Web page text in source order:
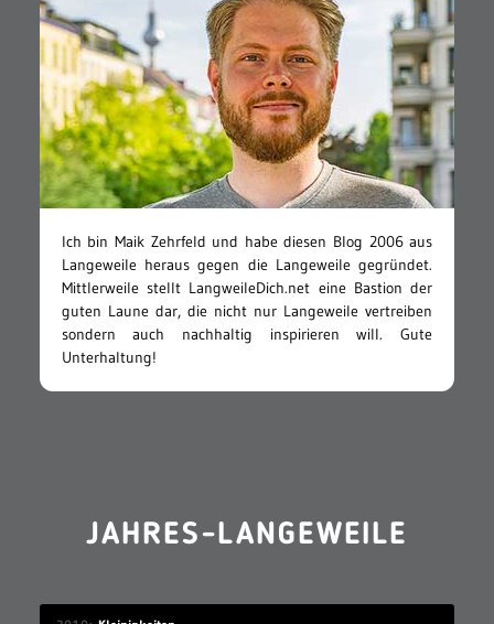
Ich bin Maik Zehrfeld und habe diesen Blog 2006 aus
Langeweile heraus gegen die Langeweile gegründet.
Mittlerweile stellt LangweileDich.net eine Bastion der
guten Laune dar, die nicht nur Langeweile vertreiben
sondern auch nachhaltig inspirieren will. Gute
Unterhaltung!
JAHRES-LANGEWEILE